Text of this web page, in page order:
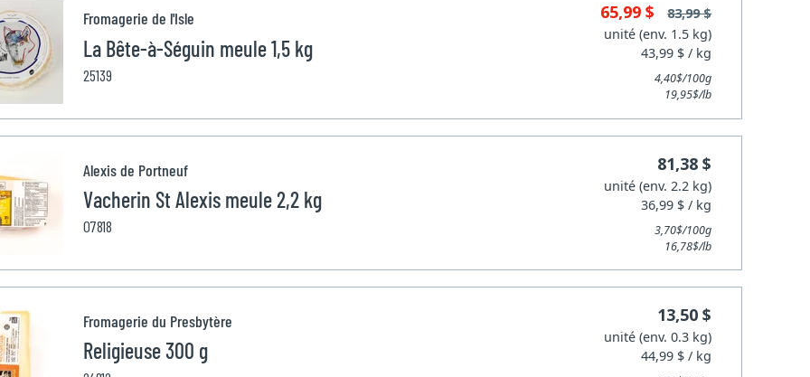
Fromagerie de l'Isle
La Bête-à-Séguin meule 1,5 kg
25139
65,99 $
83,99 $
unité (env. 1.5 kg)
43,99 $ / kg
4,40$/100g
19,95$/lb
Alexis de Portneuf
Vacherin St Alexis meule 2,2 kg
07818
81,38 $
unité (env. 2.2 kg)
36,99 $ / kg
3,70$/100g
16,78$/lb
Fromagerie du Presbytère
Religieuse 300 g
13,50 $
unité (env. 0.3 kg)
44,99 $ / kg